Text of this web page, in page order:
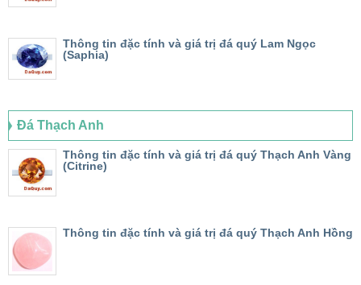
Thông tin đặc tính và giá trị đá quý Lam Ngọc
(Saphia)
Đá Thạch Anh
Thông tin đặc tính và giá trị đá quý Thạch Anh Vàng
(Citrine)
Thông tin đặc tính và giá trị đá quý Thạch Anh Hồng